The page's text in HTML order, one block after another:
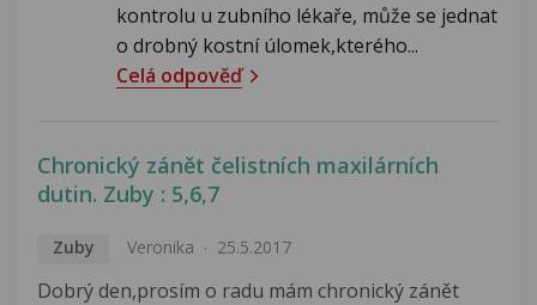
kontrolu u zubního lékaře, může se jednat
o drobný kostní úlomek,kterého...
Celá odpověď
Chronický zánět čelistních maxilárních
dutin. Zuby : 5,6,7
Zuby Veronika 25.5.2017
Dobrý den,prosím o radu mám chronický zánět